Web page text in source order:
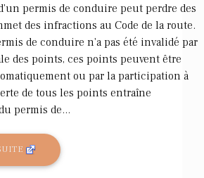
permis de conduire peut perdre des
des infractions au Code de la route.
de conduire n'a pas été invalidé par
des points, ces points peuvent être
ou par la participation à
de tous les points entraîne
permis de...